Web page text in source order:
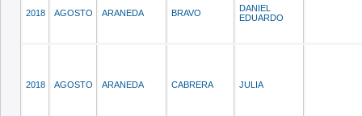
2018 AGOSTO ARANEDA BRAVO
DANIEL
EDUARDO
2018 AGOSTO ARANEDA CABRERA JULIA